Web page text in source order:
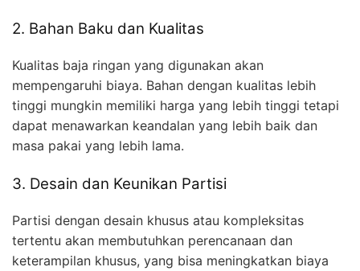
2. Bahan Baku dan Kualitas
Kualitas baja ringan yang digunakan akan
mempengaruhi biaya. Bahan dengan kualitas lebih
tinggi mungkin memiliki harga yang lebih tinggi tetapi
dapat menawarkan keandalan yang lebih baik dan
masa pakai yang lebih lama.
3. Desain dan Keunikan Partisi
Partisi dengan desain khusus atau kompleksitas
tertentu akan membutuhkan perencanaan dan
keterampilan khusus, yang bisa meningkatkan biaya